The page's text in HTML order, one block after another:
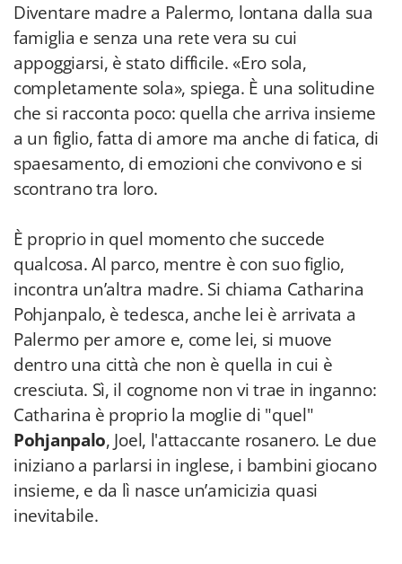
Diventare madre a Palermo, lontana dalla sua
famiglia e senza una rete vera su cui
appoggiarsi, è stato difficile. «Ero sola,
completamente sola», spiega. È una solitudine
che si racconta poco: quella che arriva insieme
a un figlio, fatta di amore ma anche di fatica, di
spaesamento, di emozioni che convivono e si
scontrano tra loro.
È proprio in quel momento che succede
qualcosa. Al parco, mentre è con suo figlio,
incontra un’altra madre. Si chiama Catharina
Pohjanpalo, è tedesca, anche lei è arrivata a
Palermo per amore e, come lei, si muove
dentro una città che non è quella in cui è
cresciuta. Sì, il cognome non vi trae in inganno:
Catharina è proprio la moglie di "quel"
Pohjanpalo, Joel, l'attaccante rosanero. Le due
iniziano a parlarsi in inglese, i bambini giocano
insieme, e da lì nasce un’amicizia quasi
inevitabile.